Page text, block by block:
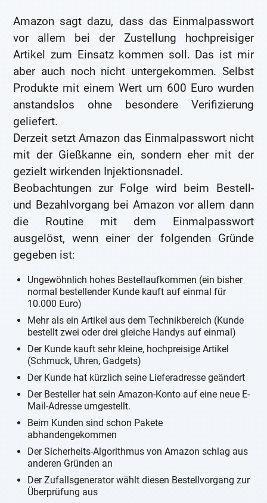
Amazon sagt dazu, dass das Einmalpasswort
vor allem bei der Zustellung hochpreisiger
Artikel zum Einsatz kommen soll. Das ist mir
aber auch noch nicht untergekommen. Selbst
Produkte mit einem Wert um 600 Euro wurden
anstandslos ohne besondere Verifizierung
geliefert.
Derzeit setzt Amazon das Einmalpasswort nicht
mit der Gießkanne ein, sondern eher mit der
gezielt wirkenden Injektionsnadel.
Beobachtungen zur Folge wird beim Bestell-
und Bezahlvorgang bei Amazon vor allem dann
die Routine mit dem Einmalpasswort
ausgelöst, wenn einer der folgenden Gründe
gegeben ist:
Ungewöhnlich hohes Bestellaufkommen (ein bisher
normal bestellender Kunde kauft auf einmal für
10.000 Euro)
Mehr als ein Artikel aus dem Technikbereich (Kunde
bestellt zwei oder drei gleiche Handys auf einmal)
Der Kunde kauft sehr kleine, hochpreisige Artikel
(Schmuck, Uhren, Gadgets)
Der Kunde hat kürzlich seine Lieferadresse geändert
Der Besteller hat sein Amazon-Konto auf eine neue E-
Mail-Adresse umgestellt.
Beim Kunden sind schon Pakete
abhandengekommen
Der Sicherheits-Algorithmus von Amazon schlag aus
anderen Gründen an
Der Zufallsgenerator wählt diesen Bestellvorgang zur
Überprüfung aus